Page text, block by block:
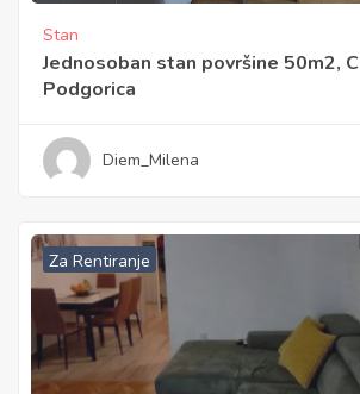
Stan
Jednosoban stan površine 50m2,
Podgorica
Diem_Milena
Za Rentiranje